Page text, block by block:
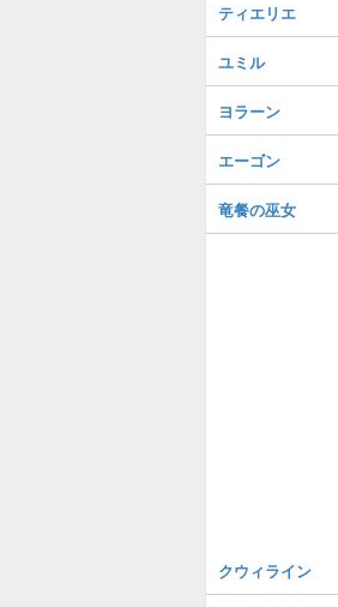
ティエリエ
ユミル
ヨラーン
エーゴン
竜餐の巫女
クウィライン